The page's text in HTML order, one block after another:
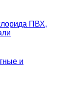
ПВХ,
и